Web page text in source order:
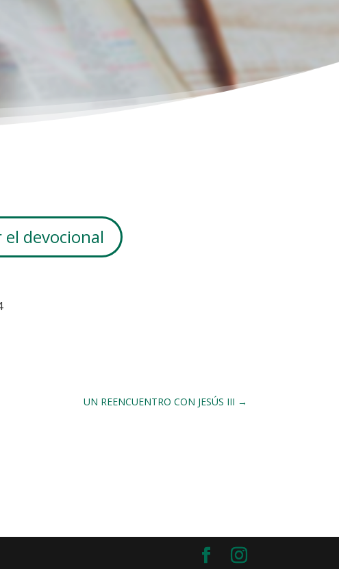
devocional
UN REENCUENTRO CON JESÚS III →